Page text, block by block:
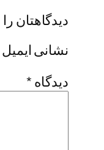
دیدگاهتان
نشانی
دیدگاه *